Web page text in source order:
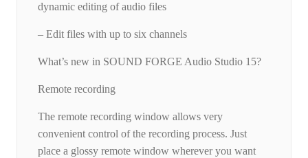
dynamic editing of audio files
– Edit files with up to six channels
What’s new in SOUND FORGE Audio Studio 15?
Remote recording
The remote recording window allows very
convenient control of the recording process. Just
place a glossy remote window wherever you want